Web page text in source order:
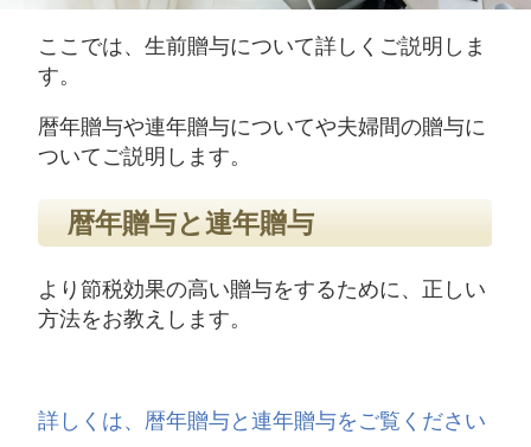
ここでは、生前贈与について詳しくご説明しま
す。
暦年贈与や連年贈与についてや夫婦間の贈与に
ついてご説明します。
暦年贈与と連年贈与
より節税効果の高い贈与をするために、正しい
方法をお教えします。
詳しくは、暦年贈与と連年贈与をご覧ください